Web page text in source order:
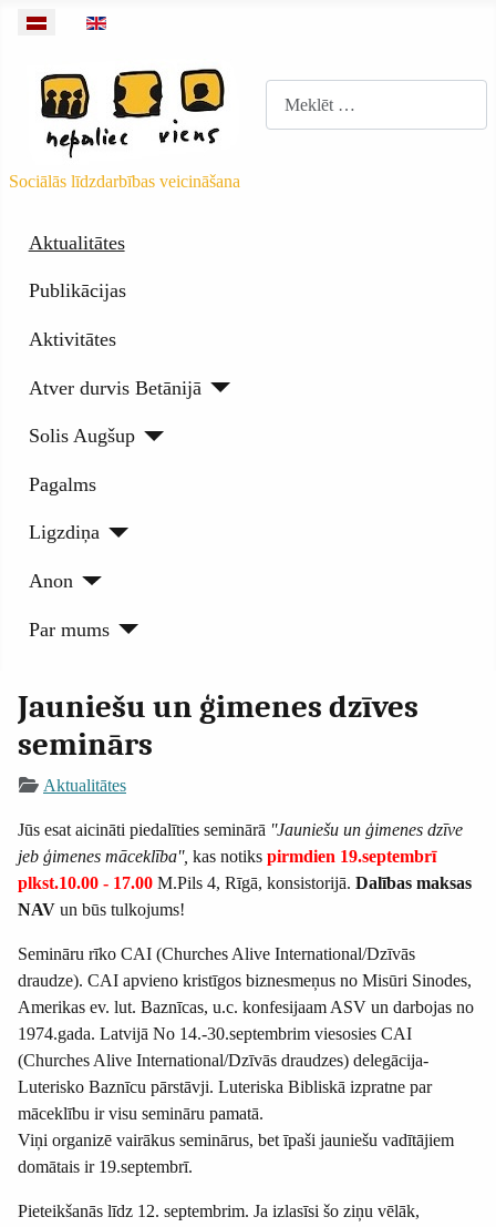
Izvēlieties valodu
Sociālās līdzdarbības veicināšana
Aktualitātes
Publikācijas
Aktivitātes
Atver durvis Betānijā
Solis Augšup
Pagalms
Ligzdiņa
Anon
Par mums
Jauniešu un ģimenes dzīves
seminārs
Aktualitātes
Jūs esat aicināti piedalīties seminārā ''Jauniešu un ģimenes dzīve
jeb ģimenes māceklība'', kas notiks pirmdien 19.septembrī
plkst.10.00 - 17.00 M.Pils 4, Rīgā, konsistorijā. Dalības maksas
NAV un būs tulkojums!
Semināru rīko CAI (Churches Alive International/Dzīvās
draudze). CAI apvieno kristīgos biznesmeņus no Misūri Sinodes,
Amerikas ev. lut. Baznīcas, u.c. konfesijaam ASV un darbojas no
1974.gada. Latvijā No 14.-30.septembrim viesosies CAI
(Churches Alive International/Dzīvās draudzes) delegācija-
Luterisko Baznīcu pārstāvji. Luteriska Bibliskā izpratne par
māceklību ir visu semināru pamatā.
Viņi organizē vairākus seminārus, bet īpaši jauniešu vadītājiem
domātais ir 19.septembrī.
Pieteikšanās līdz 12. septembrim. Ja izlasīsi šo ziņu vēlāk,